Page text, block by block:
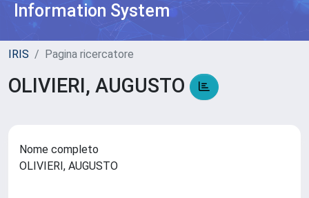
Information System
IRIS Pagina ricercatore
OLIVIERI, AUGUSTO
Nome completo
OLIVIERI, AUGUSTO